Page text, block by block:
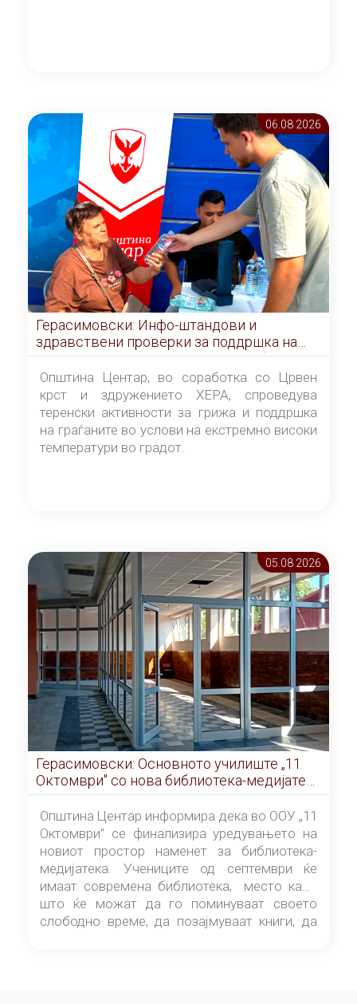
06.08 2026
Герасимовски: Инфо-штандови и
здравствени проверки за поддршка на
граѓаните во услови на топлотен бран
Општина Центар, во соработка со Црвен
крст и здружението ХЕРА, спроведува
теренски активности за грижа и поддршка
на граѓаните во услови на екстремно високи
температури во градот.
05.08 2026
Герасимовски: Основното училиште „11
Октомври" со нова библиотека-медијатека
од септември
Општина Центар информира дека во ООУ „11
Октомври" се финализира уредувањето на
новиот простор наменет за библиотека-
медијатека. Учениците од септември ќе
имаат современа библиотека, место каде
што ќе можат да го поминуваат своето
слободно време, да позајмуваат книги, да